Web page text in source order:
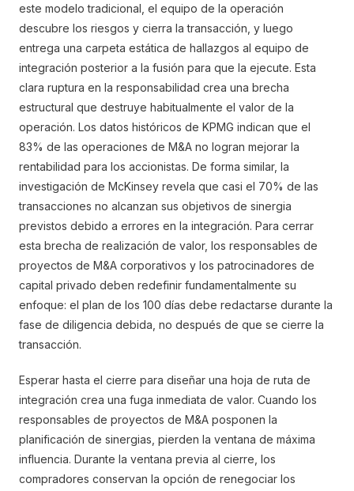
este modelo tradicional, el equipo de la operación
descubre los riesgos y cierra la transacción, y luego
entrega una carpeta estática de hallazgos al equipo de
integración posterior a la fusión para que la ejecute. Esta
clara ruptura en la responsabilidad crea una brecha
estructural que destruye habitualmente el valor de la
operación. Los datos históricos de KPMG indican que el
83% de las operaciones de M&A no logran mejorar la
rentabilidad para los accionistas. De forma similar, la
investigación de McKinsey revela que casi el 70% de las
transacciones no alcanzan sus objetivos de sinergia
previstos debido a errores en la integración. Para cerrar
esta brecha de realización de valor, los responsables de
proyectos de M&A corporativos y los patrocinadores de
capital privado deben redefinir fundamentalmente su
enfoque: el plan de los 100 días debe redactarse durante la
fase de diligencia debida, no después de que se cierre la
transacción.
Esperar hasta el cierre para diseñar una hoja de ruta de
integración crea una fuga inmediata de valor. Cuando los
responsables de proyectos de M&A posponen la
planificación de sinergias, pierden la ventana de máxima
influencia. Durante la ventana previa al cierre, los
compradores conservan la opción de renegociar los